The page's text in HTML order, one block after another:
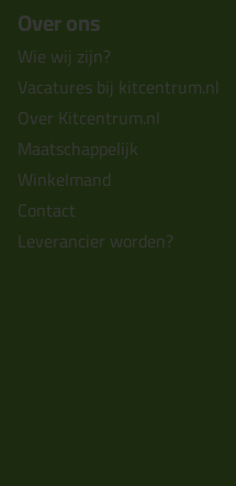
Over ons
Wie wij zijn?
Vacatures bij kitcentrum.nl
Over Kitcentrum.nl
Maatschappelijk
Winkelmand
Contact
Leverancier worden?